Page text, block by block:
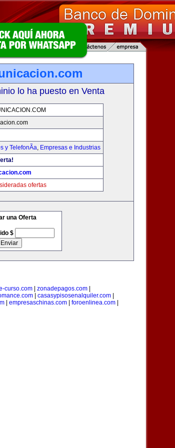
lo ha puesto en Venta
y TelefonÃ­a, Empresas e Industrias
ofertas
una Oferta
$
curso.com zonadepagos.com
| casasypisosenalquiler.com|
empresaschinas.com foroenlinea.com